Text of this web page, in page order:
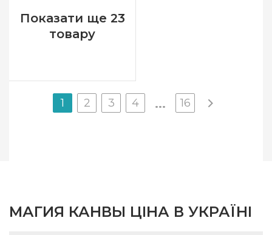
Розмір
Показати ще 23
товару
1 2 3 4 ... 16
МАГИЯ КАНВЫ ЦІНА В УКРАЇНІ